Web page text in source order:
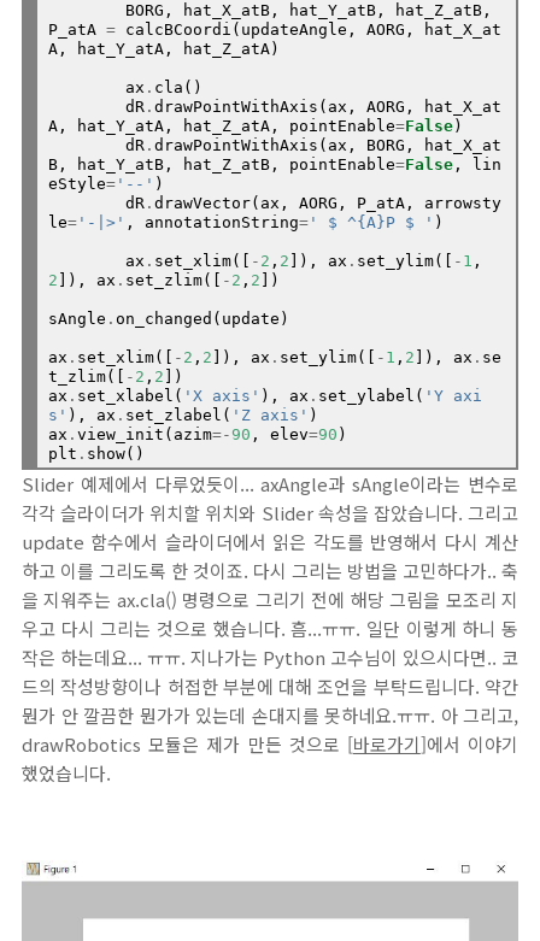
P_atA = calcBCoordi(updateAngle, AORG, hat_X_at
A, hat_Y_atA, hat_Z_atA)
	ax
. cla()
	dR
.drawPointWithAxis(ax, AORG, hat_X_at
A, hat_Y_atA, hat_Z_atA, pointEnable=False )
	dR
.drawPointWithAxis(ax, BORG, hat_X_at
B, hat_Y_atB, hat_Z_atB, pointEnable=False , lin
eStyle= '--' )
	dR
.drawVector(ax, AORG, P_atA, arrowsty
le= '-|>' , annotationString= ' $ ^{A}P $ ' )
	ax
. set_xlim([ - 2 , 2 ]), ax . set_ylim([ - 1 ,
2 ]), ax . set_zlim([ - 2 , 2 ])
sAngle . on_changed(update)
ax . set_xlim([ - 2 , 2 ]), ax . set_ylim([ - 1 , 2 ]), ax . se
t_zlim([
- 2 , 2 ])
ax . set_xlabel( 'X axis' ), ax . set_ylabel( 'Y axi
s' ), ax . set_zlabel( 'Z axis' )
ax .view_init(azim=- 90 , elev=90 )
plt .
Slider 예제에서 다루었듯이... axAngle과 sAngle이라는 변수로
각각 슬라이더가 위치할 위치와 Slider 속성을 잡았습니다. 그리고
update 함수에서 슬라이더에서 읽은 각도를 반영해서 다시 계산
하고 이를 그리도록 한 것이죠. 다시 그리는 방법을 고민하다가.. 축
을 지워주는 ax.cla() 명령으로 그리기 전에 해당 그림을 모조리 지
우고 다시 그리는 것으로 했습니다. 흠...ㅠㅠ. 일단 이렇게 하니 동
작은 하는데요... ㅠㅠ. 지나가는 Python 고수님이 있으시다면.. 코
드의 작성방향이나 허접한 부분에 대해 조언을 부탁드립니다. 약간
뭔가 안 깔끔한 뭔가가 있는데 손대지를 못하네요.ㅠㅠ. 아 그리고,
drawRobotics 모듈은 제가 만든 것으로 [바로가기]에서 이야기
했었습니다.